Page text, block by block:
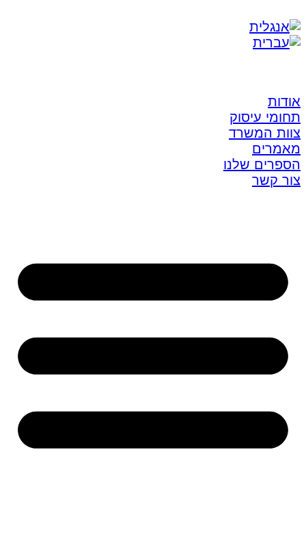
אודות
תחומי עיסוק
צוות המשרד
מאמרים
הספרים שלנו
צור קשר